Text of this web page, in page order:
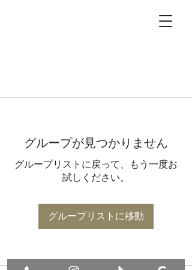
グループが見つかりません
グループリストに戻って、もう一度お
試しください。
グループリストに移動